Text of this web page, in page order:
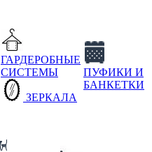
ГАРДЕРОБНЫЕ
СИСТЕМЫ
ЗЕРКАЛА
ПУФИКИ И
БАНКЕТКИ